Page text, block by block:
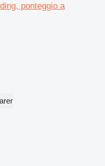
ponteggio a